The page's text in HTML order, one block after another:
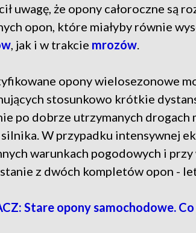
uwagę, że opony całoroczne są
opon, które miałyby równie
, jak i w trakcie mrozów.
opony wielosezonowe
stosunkowo krótkie
po dobrze utrzymanych
W przypadku intensywnej
warunkach pogodowych i
z dwóch kompletów opon -
Stare opony samochodowe.